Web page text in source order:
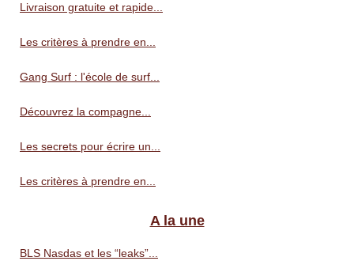
Livraison gratuite et rapide...
Les critères à prendre en...
Gang Surf : l'école de surf...
Découvrez la compagne...
Les secrets pour écrire un...
Les critères à prendre en...
A la une
BLS Nasdas et les “leaks”...